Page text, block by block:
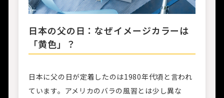
日本の父の日：なぜイメージカラーは
「黄色」？
日本に父の日が定着したのは1980年代頃と言われ
ています。アメリカのバラの風習とは少し異な